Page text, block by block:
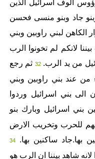
الوف اسرائيل الذين
وبنو جاد وبنو منسى فحسن
الكاهن لبني راوبين وبني
لانكم لم تخونوا الرب
من يد الرب. 32ثم رجع
من عند بني راوبين وبني
بني اسرائيل وردوا
اسرائيل وبارك بنو
للحرب وتخريب الارض
بها.جاد ساكنين بها.
34
شاهد بيننا ان الرب هو